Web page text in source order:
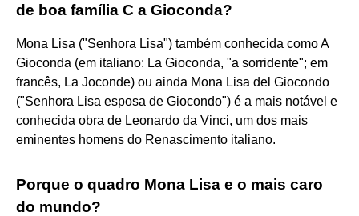
de boa família C a Gioconda?
Mona Lisa ("Senhora Lisa") também conhecida como A
Gioconda (em italiano: La Gioconda, "a sorridente"; em
francês, La Joconde) ou ainda Mona Lisa del Giocondo
("Senhora Lisa esposa de Giocondo") é a mais notável e
conhecida obra de Leonardo da Vinci, um dos mais
eminentes homens do Renascimento italiano.
Porque o quadro Mona Lisa e o mais caro
do mundo?